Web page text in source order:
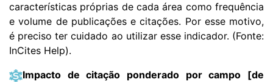
características próprias de cada área como frequência
e volume de publicações e citações. Por esse motivo,
é preciso ter cuidado ao utilizar esse indicador. (Fonte:
InCites Help).
Impacto de citação ponderado por campo [de